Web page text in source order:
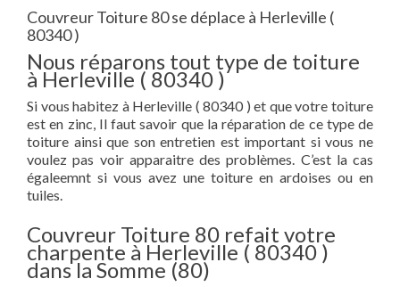
Couvreur Toiture 80 se déplace à Herleville (
80340 )
Nous réparons tout type de toiture
à Herleville ( 80340 )
Si vous habitez à Herleville ( 80340 ) et que votre toiture
est en zinc, Il faut savoir que la réparation de ce type de
toiture ainsi que son entretien est important si vous ne
voulez pas voir apparaitre des problèmes. C’est la cas
égaleemnt si vous avez une toiture en ardoises ou en
tuiles.
Couvreur Toiture 80 refait votre
charpente à Herleville ( 80340 )
dans la Somme (80)